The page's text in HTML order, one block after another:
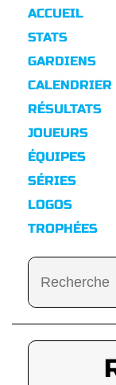
ACCUEIL
STATS
GARDIENS
CALENDRIER
RÉSULTATS
JOUEURS
ÉQUIPES
SÉRIES
LOGOS
TROPHÉES